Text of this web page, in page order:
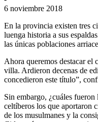
6 noviembre 2018
En la provincia existen tres
luenga historia a sus
las únicas poblaciones
Ahora queremos destacar
villa. Ardieron decenas de
concedieron este título”,
Sin embargo, ¿cuáles
celtíberos los que aportaron
de los musulmanes y la